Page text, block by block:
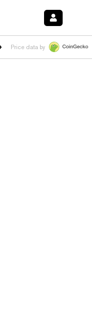
$1.035 1.50% HYPE $55.62
Price data by